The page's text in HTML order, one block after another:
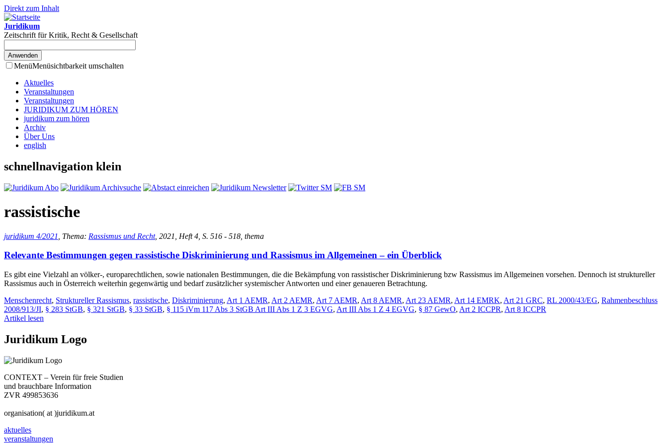
Direkt zum Inhalt
Juridikum
Zeitschrift für Kritik, Recht & Gesellschaft
MenüMenüsichtbarkeit umschalten
Aktuelles
Veranstaltungen
Veranstaltungen
JURIDIKUM ZUM HÖREN
juridikum zum hören
Archiv
Über Uns
english
schnellnavigation klein
rassistische
juridikum 4/2021 , Thema: Rassismus und Recht, 2021, Heft 4, S. 516 - 518, thema
Relevante Bestimmungen gegen rassistische Diskriminierung und Rassismus im Allgemeinen – ein Überblick
Es gibt eine Vielzahl an völker-, europarechtlichen, sowie nationalen Bestimmungen, die die Bekämpfung von rassistischer Diskriminierung bzw Rassismus im Allgemeinen vorsehen. Dennoch ist struktureller
Rassismus auch in Österreich weiterhin gegenwärtig und bedarf zusätzlicher systemischer Antworten und einer genaueren Betrachtung.
Menschenrecht, Struktureller Rassismus, rassistische, Diskriminierung, Art 1 AEMR, Art 2 AEMR, Art 7 AEMR, Art 8 AEMR, Art 23 AEMR, Art 14 EMRK, Art 21 GRC, RL 2000/43/EG, Rahmenbeschluss
2008/913/JI, § 283 StGB, § 321 StGB, § 33 StGB, § 115 iVm 117 Abs 3 StGB Art III Abs 1 Z 3 EGVG, Art III Abs 1 Z 4 EGVG, § 87 GewO, Art 2 ICCPR, Art 8 ICCPR
Artikel lesen
Juridikum Logo
CONTEXT – Verein für freie Studien
und brauchbare Information
ZVR 499853636
organisation( at )juridikum.at
aktuelles
veranstaltungen